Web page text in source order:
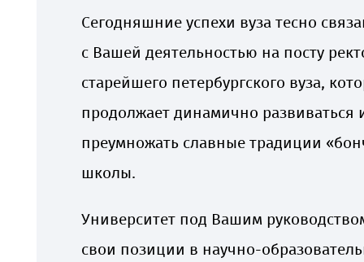
Сегодняшние успехи вуза тесно
с Вашей деятельностью на посту
старейшего петербургского вуза,
продолжает динамично развиваться
преумножать славные традиции
школы.
Университет под Вашим
свои позиции в научно-